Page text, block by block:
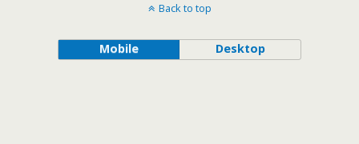
Back to top
Mobile Desktop